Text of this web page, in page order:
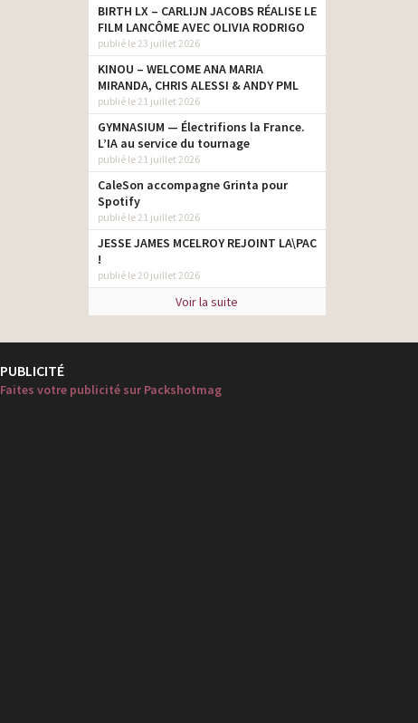
BIRTH LX – CARLIJN JACOBS RÉALISE LE
FILM LANCÔME AVEC OLIVIA RODRIGO
publié le 23 juillet 2026
KINOU – WELCOME ANA MARIA
MIRANDA, CHRIS ALESSI & ANDY PML
publié le 21 juillet 2026
GYMNASIUM — Électrifions la France.
L’IA au service du tournage
publié le 21 juillet 2026
CaleSon accompagne Grinta pour
Spotify
publié le 21 juillet 2026
JESSE JAMES MCELROY REJOINT LA\PAC
!
publié le 20 juillet 2026
Voir la suite
PUBLICITÉ
Faites votre publicité sur Packshotmag